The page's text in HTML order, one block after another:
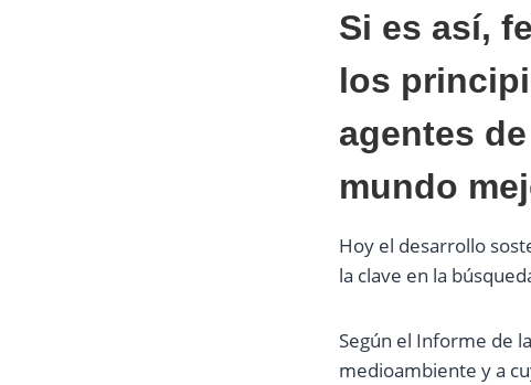
Si es así,
los
agentes
mundo
Hoy el desarrollo
la clave en la
Según el Informe de
medioambiente y a